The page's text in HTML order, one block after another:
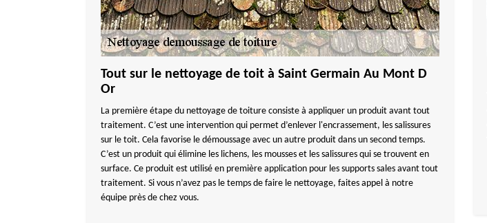
Tout sur le nettoyage de toit à Saint Germain Au Mont D
Or
La première étape du nettoyage de toiture consiste à appliquer un produit avant tout
traitement. C’est une intervention qui permet d’enlever l'encrassement, les salissures
sur le toit. Cela favorise le démoussage avec un autre produit dans un second temps.
C’est un produit qui élimine les lichens, les mousses et les salissures qui se trouvent en
surface. Ce produit est utilisé en première application pour les supports sales avant tout
traitement. Si vous n’avez pas le temps de faire le nettoyage, faites appel à notre
équipe près de chez vous.